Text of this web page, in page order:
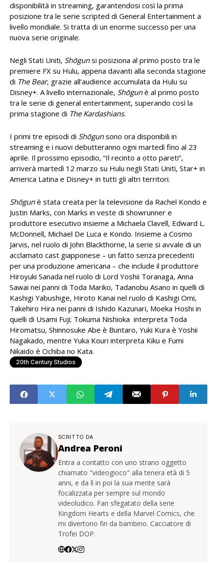
disponibilità in streaming, garantendosi così la prima
posizione tra le serie scripted di General Entertainment a
livello mondiale. Si tratta di un enorme successo per una
nuova serie originale.
Negli Stati Uniti, Shōgunsi posiziona al primo posto tra le
premiere FX su Hulu, appena davanti alla seconda stagione
di The Bear, grazie all’audience accumulata da Hulu su
Disney+. A livello internazionale, Shōgunè al primo posto
tra le serie di general entertainment, superando così la
prima stagione di The Kardashians.
I primi tre episodi di Shōgunsono ora disponibili in
streaming e i nuovi debutteranno ogni martedì fino al 23
aprile. Il prossimo episodio, “Il recinto a otto pareti”,
arriverà martedì 12 marzo su Hulu negli Stati Uniti, Star+ in
America Latina e Disney+ in tutti gli altri territori.
Shōgunè stata creata per la televisione da Rachel Kondo e
Justin Marks, con Marks in veste di showrunner e
produttore esecutivo insieme a Michaela Clavell, Edward L.
McDonnell, Michael De Luca e Kondo. Insieme a Cosmo
Jarvis, nel ruolo di John Blackthorne, la serie si avvale di un
acclamato cast giapponese – un fatto senza precedenti
per una produzione americana – che include il produttore
Hiroyuki Sanada nel ruolo di Lord Yoshii Toranaga, Anna
Sawai nei panni di Toda Mariko, Tadanobu Asano in quelli di
Kashigi Yabushige, Hiroto Kanai nel ruolo di Kashigi Omi,
Takehiro Hira nei panni di Ishido Kazunari, Moeka Hoshi in
quelli di Usami Fuji; Tokuma Nishioka interpreta Toda
Hiromatsu, Shinnosuke Abe è Buntaro, Yuki Kura è Yoshii
Nagakado, mentre Yuka Kouri interpreta Kiku e Fumi
Nikaido è Ochiba no Kata.
20th Century Studios
SCRITTO DA
Andrea Peroni
Entra a contatto con uno strano oggetto
chiamato "videogioco" alla tenera età di 5
anni, e da lì in poi la sua mente sarà
focalizzata per sempre sul mondo
videoludico. Fan sfegatato della serie
Kingdom Hearts e della Marvel Comics, che
mi divertono fin da bambino. Cacciatore di
Trofei DOP.